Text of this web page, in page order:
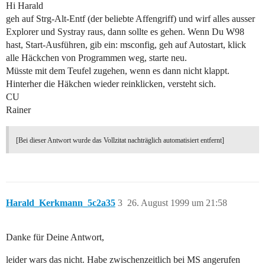
Hi Harald
geh auf Strg-Alt-Entf (der beliebte Affengriff) und wirf alles ausser
Explorer und Systray raus, dann sollte es gehen. Wenn Du W98
hast, Start-Ausführen, gib ein: msconfig, geh auf Autostart, klick
alle Häckchen von Programmen weg, starte neu.
Müsste mit dem Teufel zugehen, wenn es dann nicht klappt.
Hinterher die Häkchen wieder reinklicken, versteht sich.
CU
Rainer
[Bei dieser Antwort wurde das Vollzitat nachträglich automatisiert entfernt]
Harald_Kerkmann_5c2a35 26. August 1999 um 21:58
3
Danke für Deine Antwort,
leider wars das nicht. Habe zwischenzeitlich bei MS angerufen